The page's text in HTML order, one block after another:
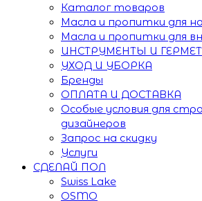
Каталог товаров
Масла и пропитки для
Масла и пропитки для
ИНСТРУМЕНТЫ И
УХОД И УБОРКА
Бренды
ОПЛАТА И ДОСТАВКА
Особые условия для
дизайнеров
Запрос на скидку
Услуги
СДЕЛАЙ ПОЛ
Swiss Lake
OSMO